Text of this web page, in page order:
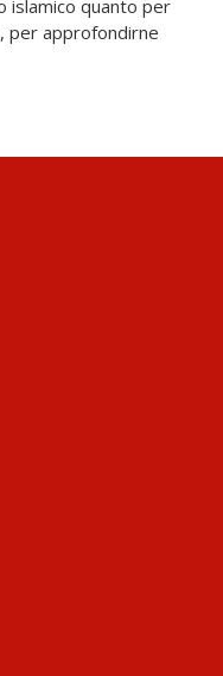
islamico quanto per
per approfondirne